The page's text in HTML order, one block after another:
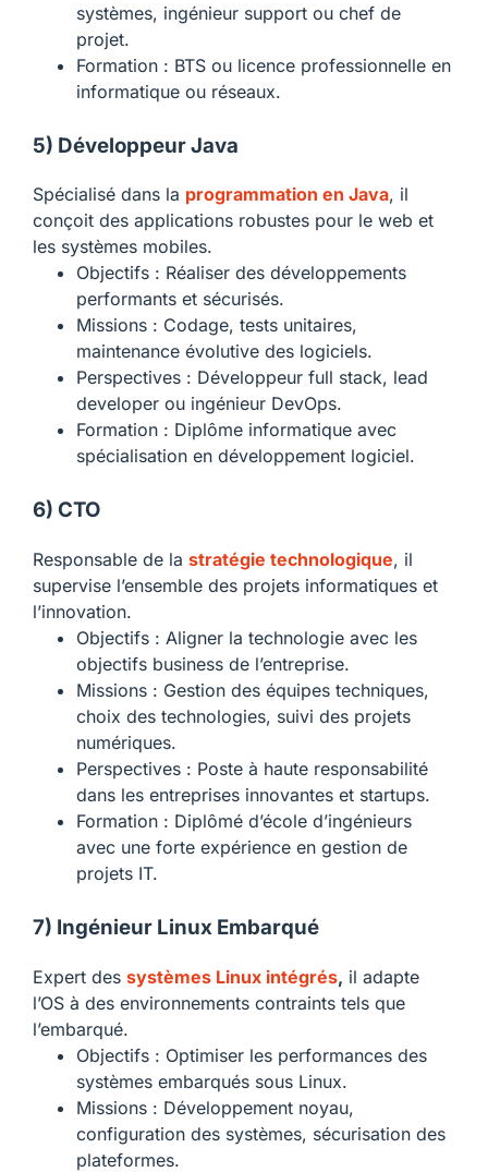
systèmes, ingénieur support ou chef de
projet.
Formation : BTS ou licence professionnelle en
informatique ou réseaux.
5) Développeur Java
Spécialisé dans la programmation en Java, il
conçoit des applications robustes pour le web et
les systèmes mobiles.
Objectifs : Réaliser des développements
performants et sécurisés.
Missions : Codage, tests unitaires,
maintenance évolutive des logiciels.
Perspectives : Développeur full stack, lead
developer ou ingénieur DevOps.
Formation : Diplôme informatique avec
spécialisation en développement logiciel.
6) CTO
Responsable de la stratégie technologique, il
supervise l’ensemble des projets informatiques et
l’innovation.
Objectifs : Aligner la technologie avec les
objectifs business de l’entreprise.
Missions : Gestion des équipes techniques,
choix des technologies, suivi des projets
numériques.
Perspectives : Poste à haute responsabilité
dans les entreprises innovantes et startups.
Formation : Diplômé d’école d’ingénieurs
avec une forte expérience en gestion de
projets IT.
7) Ingénieur Linux Embarqué
Expert des systèmes Linux intégrés, il adapte
l’OS à des environnements contraints tels que
l’embarqué.
Objectifs : Optimiser les performances des
systèmes embarqués sous Linux.
Missions : Développement noyau,
configuration des systèmes, sécurisation des
plateformes.